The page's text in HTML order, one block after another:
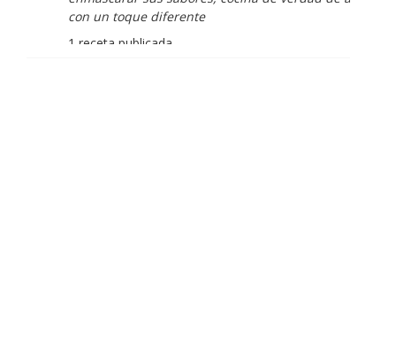
con un toque diferente
1 receta publicada